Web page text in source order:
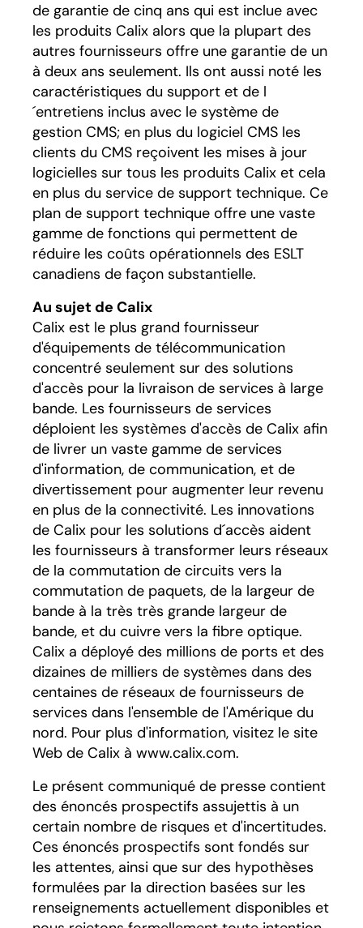
de garantie de cinq ans qui est inclue avec
les produits Calix alors que la plupart des
autres fournisseurs offre une garantie de un
à deux ans seulement. Ils ont aussi noté les
caractéristiques du support et de l
´entretiens inclus avec le système de
gestion CMS; en plus du logiciel CMS les
clients du CMS reçoivent les mises à jour
logicielles sur tous les produits Calix et cela
en plus du service de support technique. Ce
plan de support technique offre une vaste
gamme de fonctions qui permettent de
réduire les coûts opérationnels des ESLT
canadiens de façon substantielle.
Au sujet de Calix
Calix est le plus grand fournisseur
d'équipements de télécommunication
concentré seulement sur des solutions
d'accès pour la livraison de services à large
bande. Les fournisseurs de services
déploient les systèmes d'accès de Calix afin
de livrer un vaste gamme de services
d'information, de communication, et de
divertissement pour augmenter leur revenu
en plus de la connectivité. Les innovations
de Calix pour les solutions d´accès aident
les fournisseurs à transformer leurs réseaux
de la commutation de circuits vers la
commutation de paquets, de la largeur de
bande à la très très grande largeur de
bande, et du cuivre vers la fibre optique.
Calix a déployé des millions de ports et des
dizaines de milliers de systèmes dans des
centaines de réseaux de fournisseurs de
services dans l'ensemble de l'Amérique du
nord. Pour plus d'information, visitez le site
Web de Calix à www.calix.com.
Le présent communiqué de presse contient
des énoncés prospectifs assujettis à un
certain nombre de risques et d'incertitudes.
Ces énoncés prospectifs sont fondés sur
les attentes, ainsi que sur des hypothèses
formulées par la direction basées sur les
renseignements actuellement disponibles et